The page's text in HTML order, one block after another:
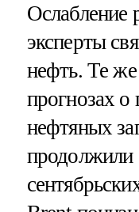
Ослабление
эксперты
нефть. Те
прогнозах о
нефтяных
продолжили